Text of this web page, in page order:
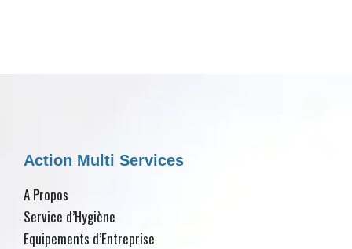
Action Multi Services
A Propos
Service d’Hygiène
Equipements d’Entreprise